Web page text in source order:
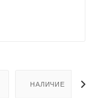
НАЛИЧИЕ